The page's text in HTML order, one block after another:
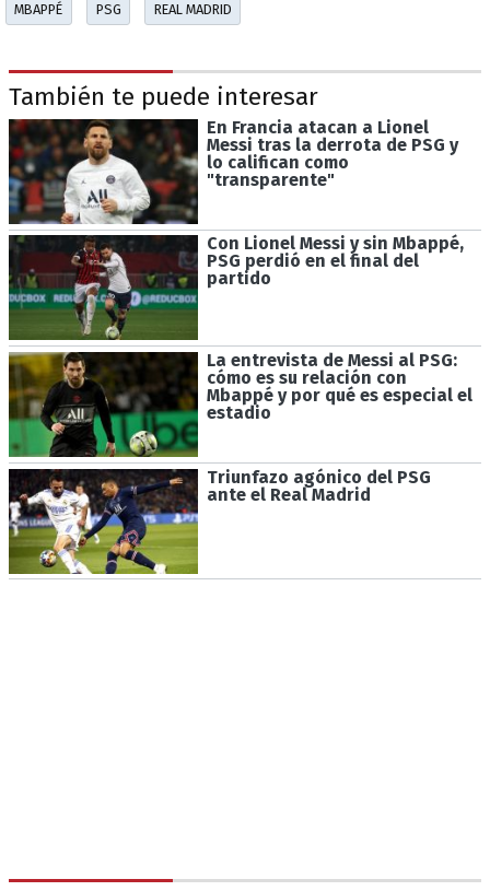
MBAPPÉ PSG REAL MADRID
También te puede interesar
En Francia atacan a Lionel
Messi tras la derrota de PSG y
lo califican como
"transparente"
Con Lionel Messi y sin Mbappé,
PSG perdió en el final del
partido
La entrevista de Messi al PSG:
cómo es su relación con
Mbappé y por qué es especial el
estadio
Triunfazo agónico del PSG
ante el Real Madrid